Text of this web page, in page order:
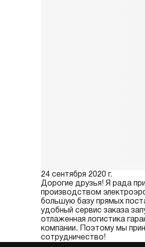
24 сентября 2020 г.
Дорогие друзья! Я рада
производством
большую базу прямых
удобный сервис заказа
отлаженная логистика
компании. Поэтому мы
сотрудничество!